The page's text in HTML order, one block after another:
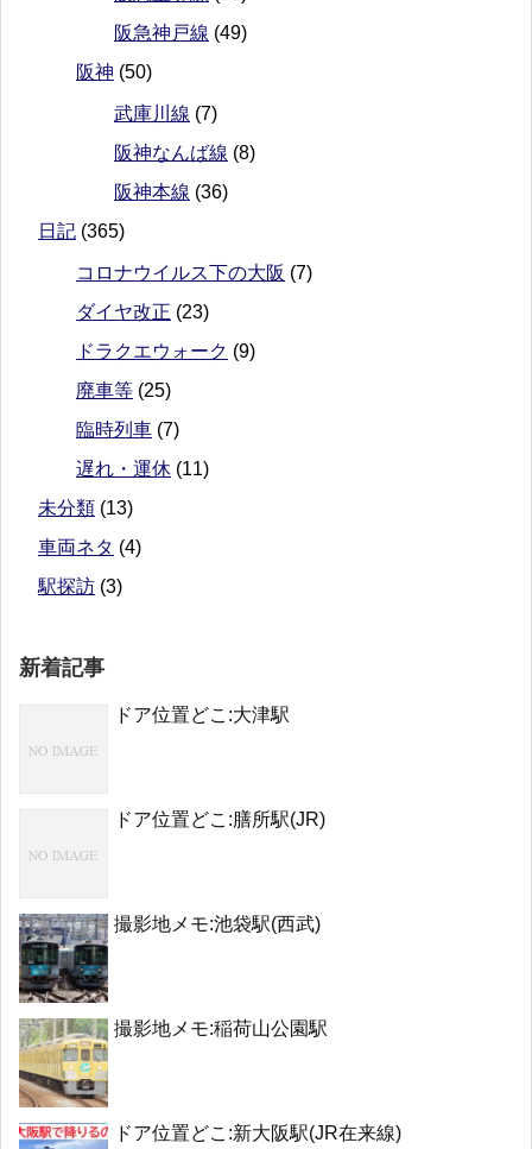
阪急神戸線 (49)
阪神 (50)
武庫川線 (7)
阪神なんば線 (8)
阪神本線 (36)
日記 (365)
コロナウイルス下の大阪 (7)
ダイヤ改正 (23)
ドラクエウォーク (9)
廃車等 (25)
臨時列車 (7)
遅れ・運休 (11)
未分類 (13)
車両ネタ (4)
駅探訪 (3)
新着記事
ドア位置どこ:大津駅
ドア位置どこ:膳所駅(JR)
撮影地メモ:池袋駅(西武)
撮影地メモ:稲荷山公園駅
ドア位置どこ:新大阪駅(JR在来線)